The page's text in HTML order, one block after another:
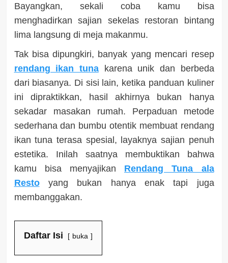
Bayangkan, sekali coba kamu bisa
menghadirkan sajian sekelas restoran bintang
lima langsung di meja makanmu.
Tak bisa dipungkiri, banyak yang mencari resep
rendang ikan tunakarena unik dan berbeda
dari biasanya. Di sisi lain, ketika panduan kuliner
ini dipraktikkan, hasil akhirnya bukan hanya
sekadar masakan rumah. Perpaduan metode
sederhana dan bumbu otentik membuat rendang
ikan tuna terasa spesial, layaknya sajian penuh
estetika. Inilah saatnya membuktikan bahwa
kamu bisa menyajikan Rendang Tuna ala
Restoyang bukan hanya enak tapi juga
membanggakan.
Daftar Isi buka